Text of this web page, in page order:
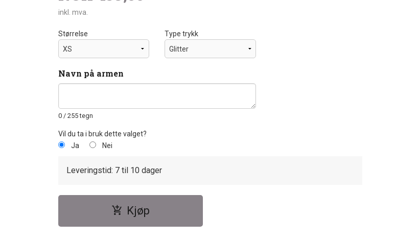
inkl. mva.
Størrelse Type trykk
Navn på armen
0 / 255 tegn
Vil du ta i bruk dette valget?
Ja
Nei
Leveringstid: 7 til 10 dager
Kjøp